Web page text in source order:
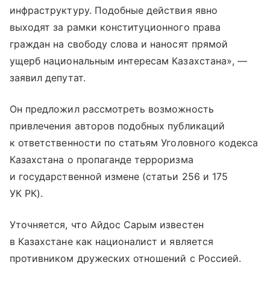
инфраструктуру. Подобные действия явно
выходят за рамки конституционного права
граждан на свободу слова и наносят прямой
ущерб национальным интересам Казахстана», —
заявил депутат.
Он предложил рассмотреть возможность
привлечения авторов подобных публикаций
к ответственности по статьям Уголовного кодекса
Казахстана о пропаганде терроризма
и государственной измене (статьи 256 и 175
УК РК).
Уточняется, что Айдос Сарым известен
в Казахстане как националист и является
противником дружеских отношений с Россией.